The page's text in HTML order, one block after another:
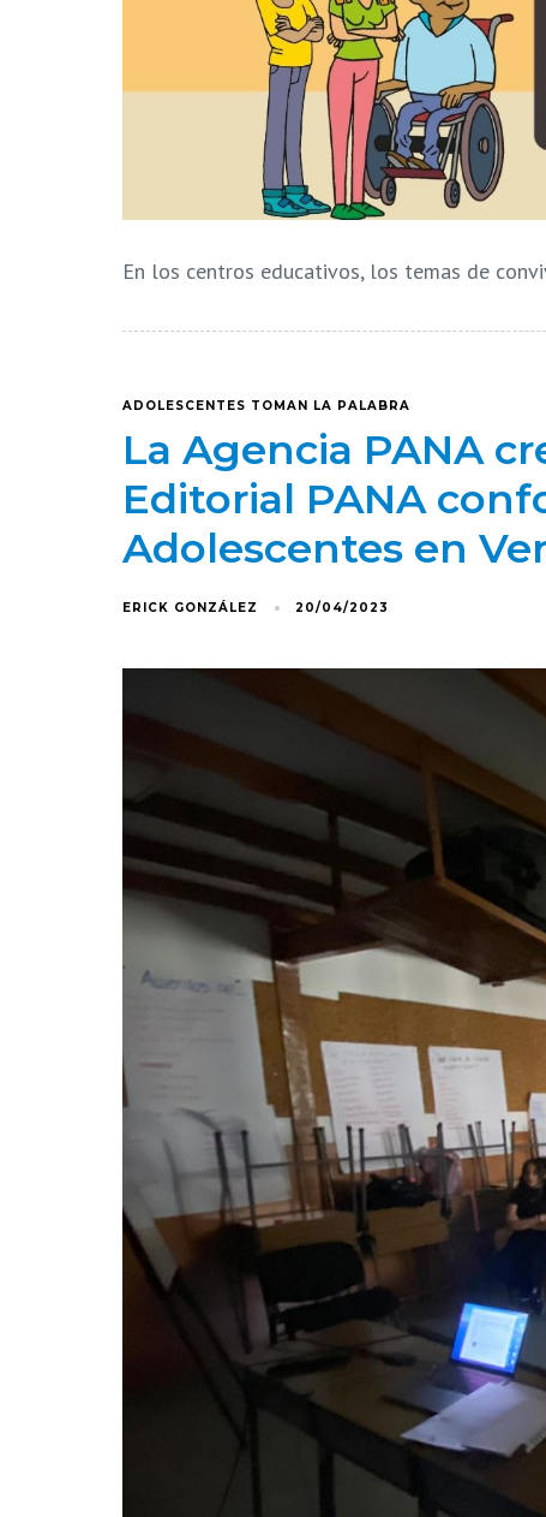
En los centros educativos, los temas de
ADOLESCENTES TOMAN LA PALABRA
La Agencia PANA
Editorial PANA
Adolescentes en
ERICK GONZÁLEZ 20/04/2023